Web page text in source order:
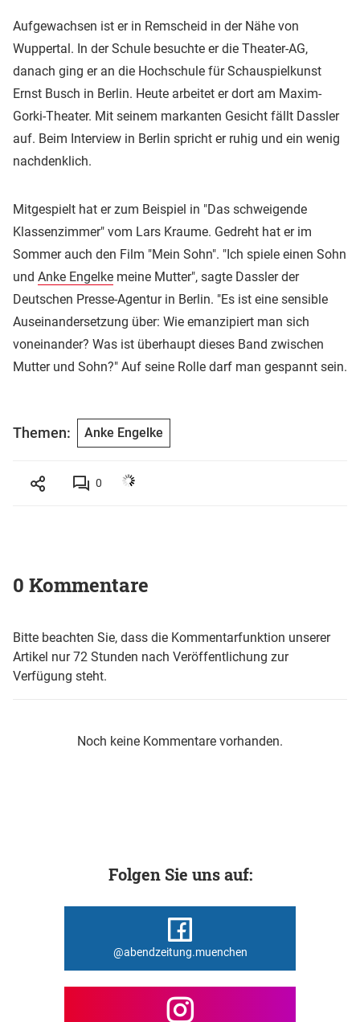
Aufgewachsen ist er in Remscheid in der Nähe von
Wuppertal. In der Schule besuchte er die Theater-AG,
danach ging er an die Hochschule für Schauspielkunst
Ernst Busch in Berlin. Heute arbeitet er dort am Maxim-
Gorki-Theater. Mit seinem markanten Gesicht fällt Dassler
auf. Beim Interview in Berlin spricht er ruhig und ein wenig
nachdenklich.
Mitgespielt hat er zum Beispiel in "Das schweigende
Klassenzimmer" vom Lars Kraume. Gedreht hat er im
Sommer auch den Film "Mein Sohn". "Ich spiele einen Sohn
und Anke Engelke meine Mutter", sagte Dassler der
Deutschen Presse-Agentur in Berlin. "Es ist eine sensible
Auseinandersetzung über: Wie emanzipiert man sich
voneinander? Was ist überhaupt dieses Band zwischen
Mutter und Sohn?" Auf seine Rolle darf man gespannt sein.
Themen: Anke Engelke
0
0 Kommentare
Bitte beachten Sie, dass die Kommentarfunktion unserer
Artikel nur 72 Stunden nach Veröffentlichung zur
Verfügung steht.
Noch keine Kommentare vorhanden.
Folgen Sie uns auf:
@abendzeitung.muenchen